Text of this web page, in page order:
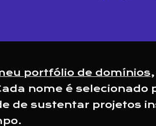
portfólio de domínios
nome é selecionado
de sustentar projetos